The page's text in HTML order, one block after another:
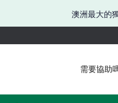
澳洲最大的
需要協助